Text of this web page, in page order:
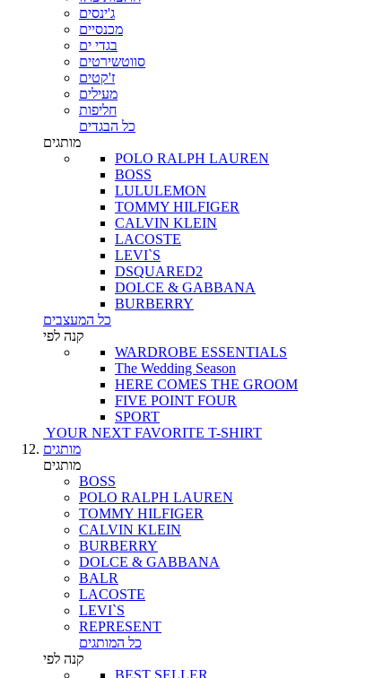
ג'ינסים
מכנסיים
בגדי ים
סווטשירטים
ז'קטים
מעילים
חליפות
כל הבגדים
מותגים
POLO RALPH LAUREN
BOSS
LULULEMON
TOMMY HILFIGER
CALVIN KLEIN
LACOSTE
LEVI`S
DSQUARED2
DOLCE & GABBANA
BURBERRY
כל המעצבים
קנה לפי
WARDROBE ESSENTIALS
The Wedding Season
HERE COMES THE GROOM
FIVE POINT FOUR
SPORT
YOUR NEXT FAVORITE T-SHIRT
מותגים
מותגים
BOSS
POLO RALPH LAUREN
TOMMY HILFIGER
CALVIN KLEIN
BURBERRY
DOLCE & GABBANA
BALR
LACOSTE
LEVI`S
REPRESENT
כל המותגים
קנה לפי
BEST SELLER